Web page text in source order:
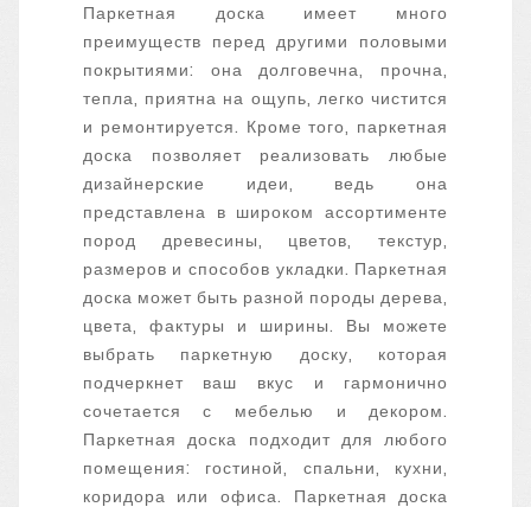
Паркетная доска имеет много
преимуществ перед другими половыми
покрытиями: она долговечна, прочна,
тепла, приятна на ощупь, легко чистится
и ремонтируется. Кроме того, паркетная
доска позволяет реализовать любые
дизайнерские идеи, ведь она
представлена ​​в широком ассортименте
пород древесины, цветов, текстур,
размеров и способов укладки. Паркетная
доска может быть разной породы дерева,
цвета, фактуры и ширины. Вы можете
выбрать паркетную доску, которая
подчеркнет ваш вкус и гармонично
сочетается с мебелью и декором.
Паркетная доска подходит для любого
помещения: гостиной, спальни, кухни,
коридора или офиса. Паркетная доска